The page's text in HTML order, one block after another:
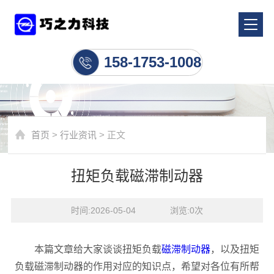
158-1753-1008
首页 >行业资讯 > 正文
扭矩负载磁滞制动器
时间:2026-05-04    浏览:0次
本篇文章给大家谈谈扭矩负载磁滞制动器，以及扭矩
负载磁滞制动器的作用对应的知识点，希望对各位有所帮